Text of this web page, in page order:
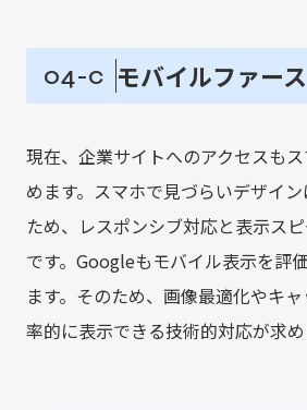
04-c モバイルファー
現在、企業サイトへのアクセスも
めます。スマホで見づらいデザイ
ため、レスポンシブ対応と表示ス
です。Googleもモバイル表示を評
ます。そのため、画像最適化やキ
率的に表示できる技術的対応が求め